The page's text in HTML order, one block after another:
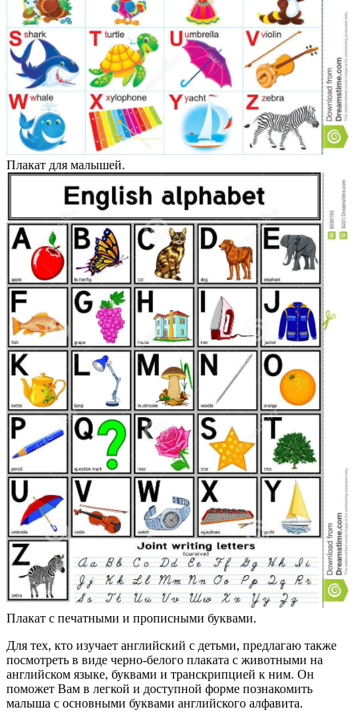
Плакат для малышей.
Плакат с печатными и прописными буквами.
Для тех, кто изучает английский с детьми, предлагаю также
посмотреть в виде черно-белого плаката с животными на
английском языке, буквами и транскрипцией к ним. Он
поможет Вам в легкой и доступной форме познакомить
малыша с основными буквами английского алфавита.